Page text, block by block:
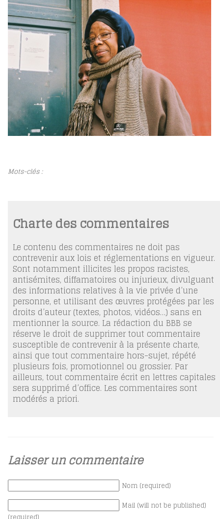
Mots-clés :
Charte des commentaires
Le contenu des commentaires ne doit pas
contrevenir aux lois et réglementations en vigueur.
Sont notamment illicites les propos racistes,
antisémites, diffamatoires ou injurieux, divulguant
des informations relatives à la vie privée d’une
personne, et utilisant des œuvres protégées par les
droits d’auteur (textes, photos, vidéos…) sans en
mentionner la source. La rédaction du BBB se
réserve le droit de supprimer tout commentaire
susceptible de contrevenir à la présente charte,
ainsi que tout commentaire hors-sujet, répété
plusieurs fois, promotionnel ou grossier. Par
ailleurs, tout commentaire écrit en lettres capitales
sera supprimé d’office. Les commentaires sont
modérés a priori.
Laisser un commentaire
Nom (required)
Mail (will not be published)